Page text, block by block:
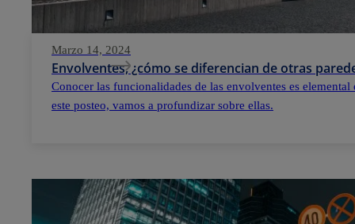
Marzo 14, 2024
Envolventes, ¿cómo se diferencian de otras
Conocer las funcionalidades de las envolventes es
este posteo, vamos a profundizar sobre ellas.